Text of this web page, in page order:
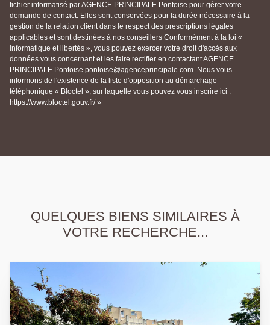
fichier informatisé par AGENCE PRINCIPALE Pontoise pour gérer votre
demande de contact. Elles sont conservées pour la durée nécessaire à la
gestion de la relation client dans le respect des prescriptions légales
applicables et sont destinées à nos conseillers Conformément à la loi «
informatique et libertés », vous pouvez exercer votre droit d'accès aux
données vous concernant et les faire rectifier en contactant AGENCE
PRINCIPALE Pontoise pontoise@agenceprincipale.com. Nous vous
informons de l'existence de la liste d'opposition au démarchage
téléphonique « Bloctel », sur laquelle vous pouvez vous inscrire ici :
https://www.bloctel.gouv.fr/ »
QUELQUES BIENS SIMILAIRES À
VOTRE RECHERCHE...